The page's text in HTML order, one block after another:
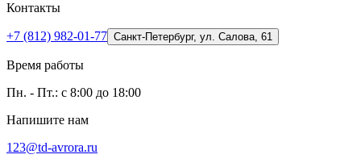
Контакты
+7 (812) 982-01-77 Санкт-Петербург, ул. Салова, 61
Время работы
Пн. - Пт.: с 8:00 до 18:00
Напишите нам
123@td-avrora.ru